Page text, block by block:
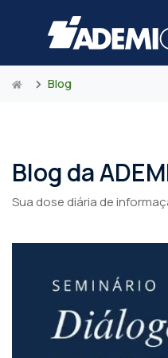
Blog
Blog da
Sua dose diária de